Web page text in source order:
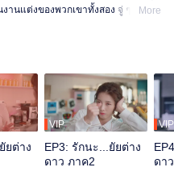
านแต่งของพวกเขาทั้งสอง จู่ ๆ ไฉ
กิจลับ เรื่องราวระหว่างไฉเสี่ยวชีกับ
More
ยต่าง
VIP
EP3: รักนะ...ยัยต่าง
ดาว ภาค2
VIP
ดา